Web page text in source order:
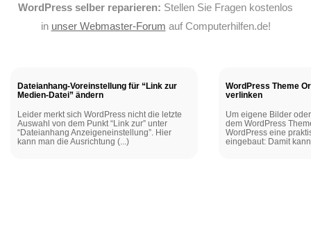
WordPress selber reparieren: Stellen Sie Fragen kostenlos
in unser Webmaster-Forum auf Computerhilfen.de!
Dateianhang-Voreinstellung für “Link zur
Medien-Datei” ändern
Leider merkt sich WordPress nicht die letzte
Auswahl von dem Punkt “Link zur” unter
“Dateianhang Anzeigeneinstellung”. Hier
kann man die Ausrichtung (...)
WordPress Theme
verlinken
Um eigene Bilder
dem WordPress
WordPress eine
eingebaut: Damit